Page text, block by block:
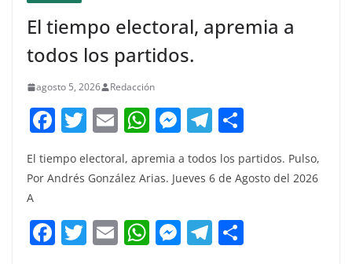
El tiempo electoral, apremia a
todos los partidos.
agosto 5, 2026 Redacción
F
c
b
o
T
w
itt
E
m
ai
W
at
A
p
M
ss
n
g
T
el
e
a
m
m
p
El tiempo electoral, apremia a todos los partidos. Pulso,
Por Andrés González Arias. Jueves 6 de Agosto del 2026
A
F T E W M T